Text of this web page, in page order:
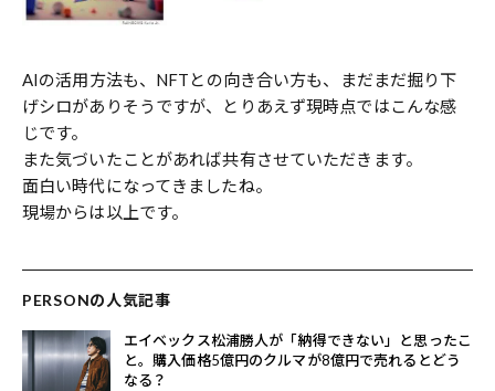
AIの活用方法も、NFTとの向き合い方も、まだまだ掘り下
げシロがありそうですが、とりあえず現時点ではこんな感
じです。
また気づいたことがあれば共有させていただきます。
面白い時代になってきましたね。
現場からは以上です。
PERSONの人気記事
エイベックス松浦勝人が「納得できない」と思ったこ
と。購入価格5億円のクルマが8億円で売れるとどう
なる？